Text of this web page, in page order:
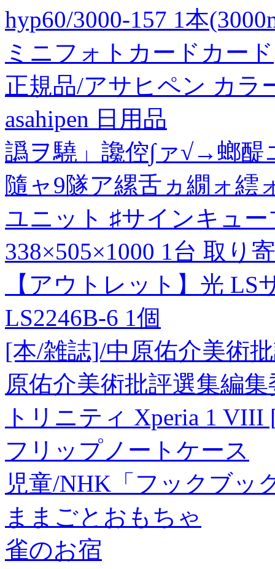
hyp60/3000-157 1本
ミニフォトカードカード
正規品/アサヒペン カラ
asahipen 日用品
譌ヲ驍」讒倥∫ァ√→螂醍
隨ャ9隧ア縲舌ヵ繝ォ繧
ユニット ♯サインキュ
338×505×1000 1台 取り
【アウトレット】光
LS2246B-6 1個
[本/雑誌]/中原佑介美術
原佑介美術批評選集編
トリニティ Xperia 1
フリップノートケース
児童/NHK「フックブッ
ままごとおもちゃ
雀のお宿